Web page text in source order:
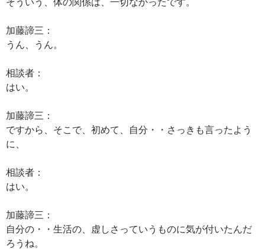
加藤諦三：
うん、うん。
相談者：
はい。
加藤諦三：
ですから、そこで、初めて、自分・・さっきも言ったよう
に、
相談者：
はい。
加藤諦三：
自分の・・生活の、虚しさっていうものに気が付いたんだ
ろうね。